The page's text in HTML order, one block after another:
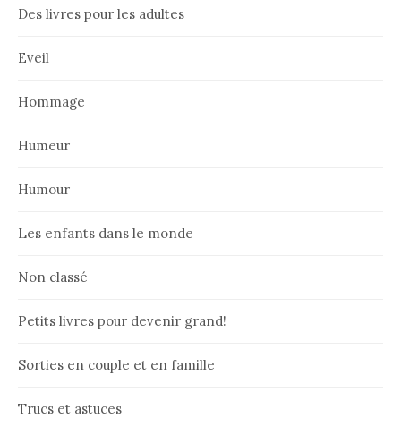
Des livres pour les adultes
Eveil
Hommage
Humeur
Humour
Les enfants dans le monde
Non classé
Petits livres pour devenir grand!
Sorties en couple et en famille
Trucs et astuces